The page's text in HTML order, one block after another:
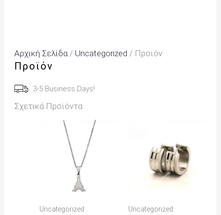
Αρχική Σελίδα / Uncategorized / Προϊόν
Προϊόν
3-5 Business Days!
Σχετικά Προϊόντα
Uncategorized Uncategorized